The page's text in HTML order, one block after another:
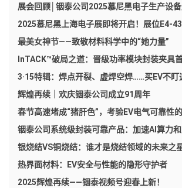
展会回顾│铟泰公司2025慕尼黑电子生产设
2025慕尼黑上海电子展即将开启！展位E4-
最美女神节——致敬材料科学中的“她力量”
InTACK™破局之道：晋级功率模块封装夹具
3·15特辑：焊点开裂、虚焊空焊……买EV不盯
辉煌再续｜欢庆铟泰公司成立91周年
春节高速堵成“猪肝色”，考验EV电气可靠性
铟泰公司系统级封装可靠产品：加速AI算力
银烧结VS铜烧结：谁才是烧结领域的未来之星
热界面材料：EV安全与性能的隐形守护者
2025辉煌再续——铟泰视频号迎春上新！